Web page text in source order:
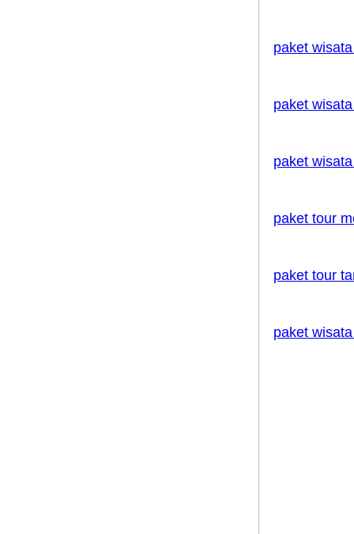
paket
paket
paket
paket tour
paket tour
paket